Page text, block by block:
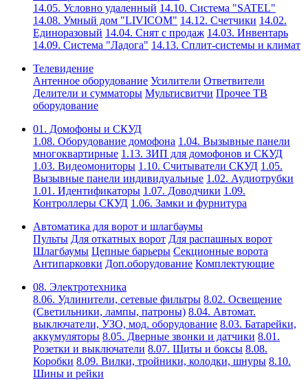
14.05. Условно удаленный 14.10. Система "SATEL"
14.08. Умный дом "LIVICOM" 14.12. Счетчики 14.02.
Единоразовый 14.04. Снят с продаж 14.03. Инвентарь
14.09. Система "Ладога" 14.13. Сплит-системы и климат
Телевидение
Антенное оборудование Усилители Ответвители
Делители и сумматоры Мультисвитчи Прочее ТВ
оборудование
01. Домофоны и СКУД
1.08. Оборудование домофона 1.04. Вызывные панели
многоквартирные 1.13. ЗИП для домофонов и СКУД
1.03. Видеомониторы 1.10. Считыватели СКУД 1.05.
Вызывные панели индивидуальные 1.02. Аудиотрубки
1.01. Идентификаторы 1.07. Доводчики 1.09.
Контроллеры СКУД 1.06. Замки и фурнитура
Автоматика для ворот и шлагбаумы
Пульты Для откатных ворот Для распашных ворот
Шлагбаумы Цепные барьеры Секционные ворота
Антипарковки Доп.оборудование Комплектующие
08. Электротехника
8.06. Удлинители, сетевые фильтры 8.02. Освещение
(Светильники, лампы, патроны) 8.04. Автомат.
выключатели, УЗО, мод. оборудование 8.03. Батарейки,
аккумуляторы 8.05. Дверные звонки и датчики 8.01.
Розетки и выключатели 8.07. Щиты и боксы 8.08.
Коробки 8.09. Вилки, тройники, колодки, шнуры 8.10.
Шины и рейки